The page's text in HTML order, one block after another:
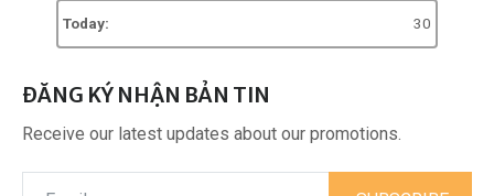
Today: 30
ĐĂNG KÝ NHẬN BẢN TIN
Receive our latest updates about our promotions.